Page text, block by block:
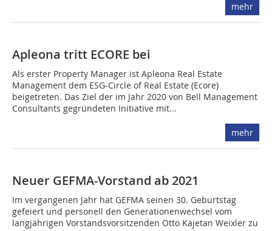
mehr
Apleona tritt ECORE bei
Als erster Property Manager ist Apleona Real Estate
Management dem ESG-Circle of Real Estate (Ecore)
beigetreten. Das Ziel der im Jahr 2020 von Bell Management
Consultants gegründeten Initiative mit...
mehr
Neuer GEFMA-Vorstand ab 2021
Im vergangenen Jahr hat GEFMA seinen 30. Geburtstag
gefeiert und personell den Generationenwechsel vom
langjährigen Vorstandsvorsitzenden Otto Kajetan Weixler zu